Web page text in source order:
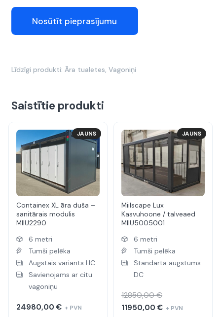
Nosūtīt pieprasījumu
Līdzīgi produkti: Āra tualetes, Vagoniņi
Saistītie produkti
Containex XL āra duša –
sanitārais modulis
MIIU2290
6 metri
Tumši pelēka
Augstais variants HC
Savienojams ar citu
vagoniņu
24980,00€ + PVN
JAUNS
Miilscape Lux
Kasvuhoone / talveaed
MIIU5005001
6 metri
Tumši pelēka
Standarta augstums
DC
12850,00€
Original
11950,00€Current
+ PVN
JAUNS